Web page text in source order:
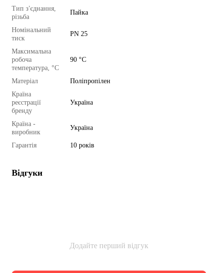
Тип з'єднання,
різьба
Пайка
Номінальний
тиск
PN 25
Максимальна
робоча
температура, °C
90 °C
Матеріал
Поліпропілен
Країна
реєстрації
бренду
Україна
Країна -
виробник
Україна
Гарантія 10 років
Відгуки
Додайте перший відгук